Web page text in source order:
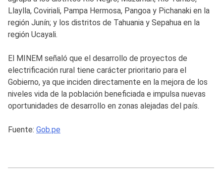
Llaylla, Coviriali, Pampa Hermosa, Pangoa y Pichanaki en la
región Junín; y los distritos de Tahuania y Sepahua en la
región Ucayali.
El MINEM señaló que el desarrollo de proyectos de
electrificación rural tiene carácter prioritario para el
Gobierno, ya que inciden directamente en la mejora de los
niveles vida de la población beneficiada e impulsa nuevas
oportunidades de desarrollo en zonas alejadas del país.
Fuente: Gob.pe